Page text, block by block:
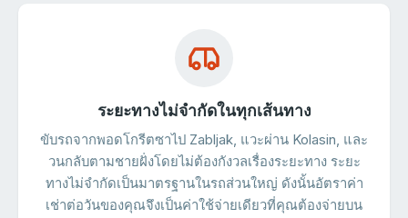
ระยะทางไม่จำกัดในทุกเส้นทาง
ขับรถจากพอดโกรีตซาไป Zabljak, แวะผ่าน Kolasin, และ
วนกลับตามชายฝั่งโดยไม่ต้องกังวลเรื่องระยะทาง ระยะ
ทางไม่จำกัดเป็นมาตรฐานในรถส่วนใหญ่ ดังนั้นอัตราค่า
เช่าต่อวันของคุณจึงเป็นค่าใช้จ่ายเดียวที่คุณต้องจ่ายบน